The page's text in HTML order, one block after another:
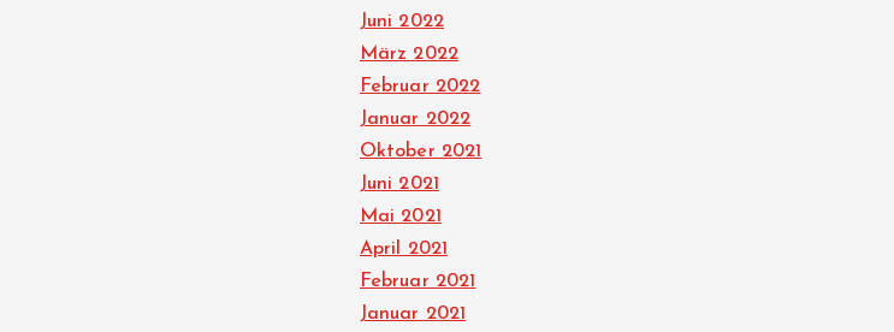
Juni 2022
März 2022
Februar 2022
Januar 2022
Oktober 2021
Juni 2021
Mai 2021
April 2021
Februar 2021
Januar 2021